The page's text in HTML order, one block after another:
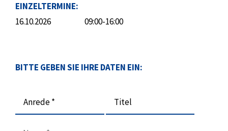
EINZELTERMINE:
16.10.2026
09:00-16:00
BITTE GEBEN SIE IHRE DATEN EIN:
Anrede * Titel